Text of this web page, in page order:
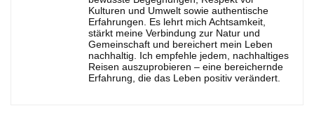
Kulturen und Umwelt sowie authentische
Erfahrungen. Es lehrt mich Achtsamkeit,
stärkt meine Verbindung zur Natur und
Gemeinschaft und bereichert mein Leben
nachhaltig. Ich empfehle jedem, nachhaltiges
Reisen auszuprobieren – eine bereichernde
Erfahrung, die das Leben positiv verändert.